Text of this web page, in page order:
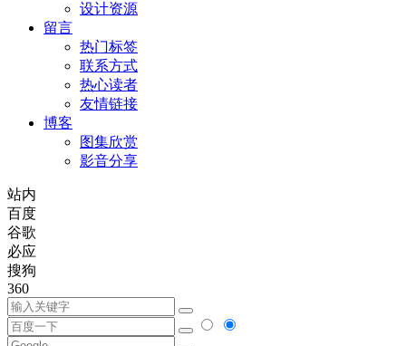
设计资源
留言
热门标签
联系方式
热心读者
友情链接
博客
图集欣赏
影音分享
站内
百度
谷歌
必应
搜狗
360